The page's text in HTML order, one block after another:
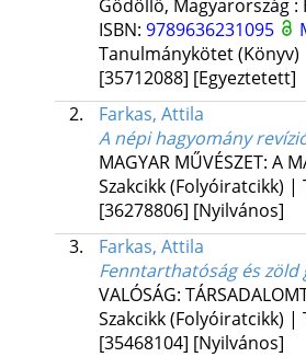
Gödöllő, Magyarország :
ISBN: 9789636231095
Tanulmánykötet
[35712088] [Egyeztetett]
2.
Farkas, Attila
A népi hagyomány
MAGYAR MŰVÉSZET: A
Szakcikk (Folyóiratcikk) |
[36278806] [Nyilvános]
3.
Farkas, Attila
Fenntarthatóság és
VALÓSÁG:
Szakcikk (Folyóiratcikk) |
[35468104] [Nyilvános]